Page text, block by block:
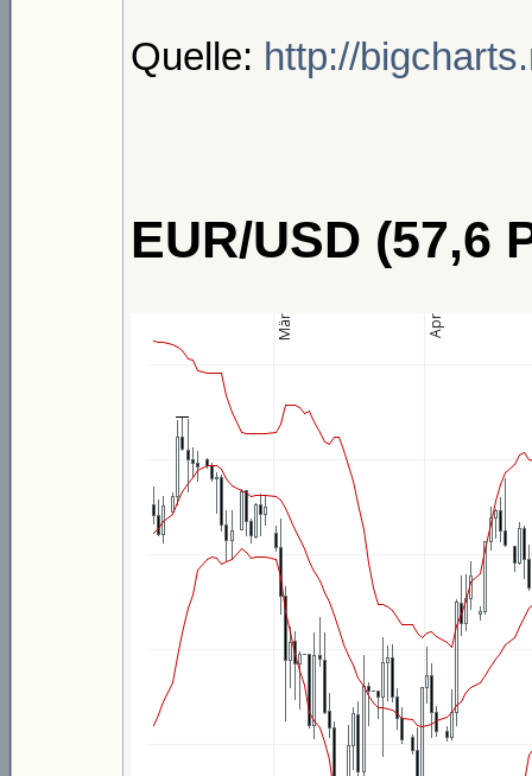
Quelle: http://
EUR/USD (57,6